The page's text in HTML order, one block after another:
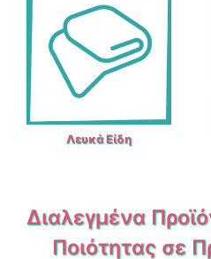
Λευκά Είδη
Διαλεγμένα
Ποιότητας σε